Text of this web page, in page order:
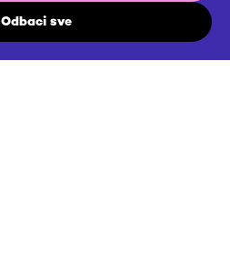
Odbaci sve